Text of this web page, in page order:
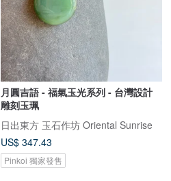
月圓吉語 - 福氣玉光系列 - 台灣設計
雕刻玉珮
日出東方 玉石作坊 Oriental Sunrise
US$ 347.43
Pinkoi 獨家發售